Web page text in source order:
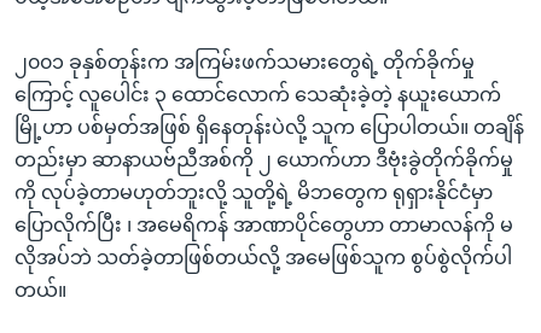
၂၀၀၁ ခုနှစ်တုန်းက အကြမ်းဖက်သမားတွေရဲ့ တိုက်ခိုက်မှု
ကြောင့် လူပေါင်း ၃ ထောင်လောက် သေဆုံးခဲ့တဲ့ နယူးယောက်
မြို့ဟာ ပစ်မှတ်အဖြစ် ရှိနေတုန်းပဲလို့ သူက ပြောပါတယ်။ တချိန်
တည်းမှာ ဆာနာယဗ်ညီအစ်ကို ၂ ယောက်ဟာ ဒီဗုံးခွဲတိုက်ခိုက်မှု
ကို လုပ်ခဲ့တာမဟုတ်ဘူးလို့ သူတို့ရဲ့ မိဘတွေက ရုရှားနိုင်ငံမှာ
ပြောလိုက်ပြီး ၊ အမေရိကန် အာဏာပိုင်တွေဟာ တာမာလန်ကို မ
လိုအပ်ဘဲ သတ်ခဲ့တာဖြစ်တယ်လို့ အမေဖြစ်သူက စွပ်စွဲလိုက်ပါ
တယ်။